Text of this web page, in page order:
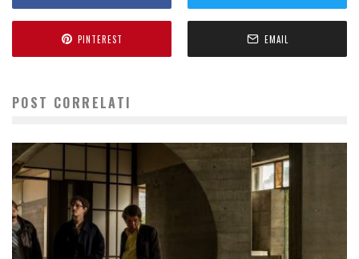
PINTEREST EMAIL
POST CORRELATI